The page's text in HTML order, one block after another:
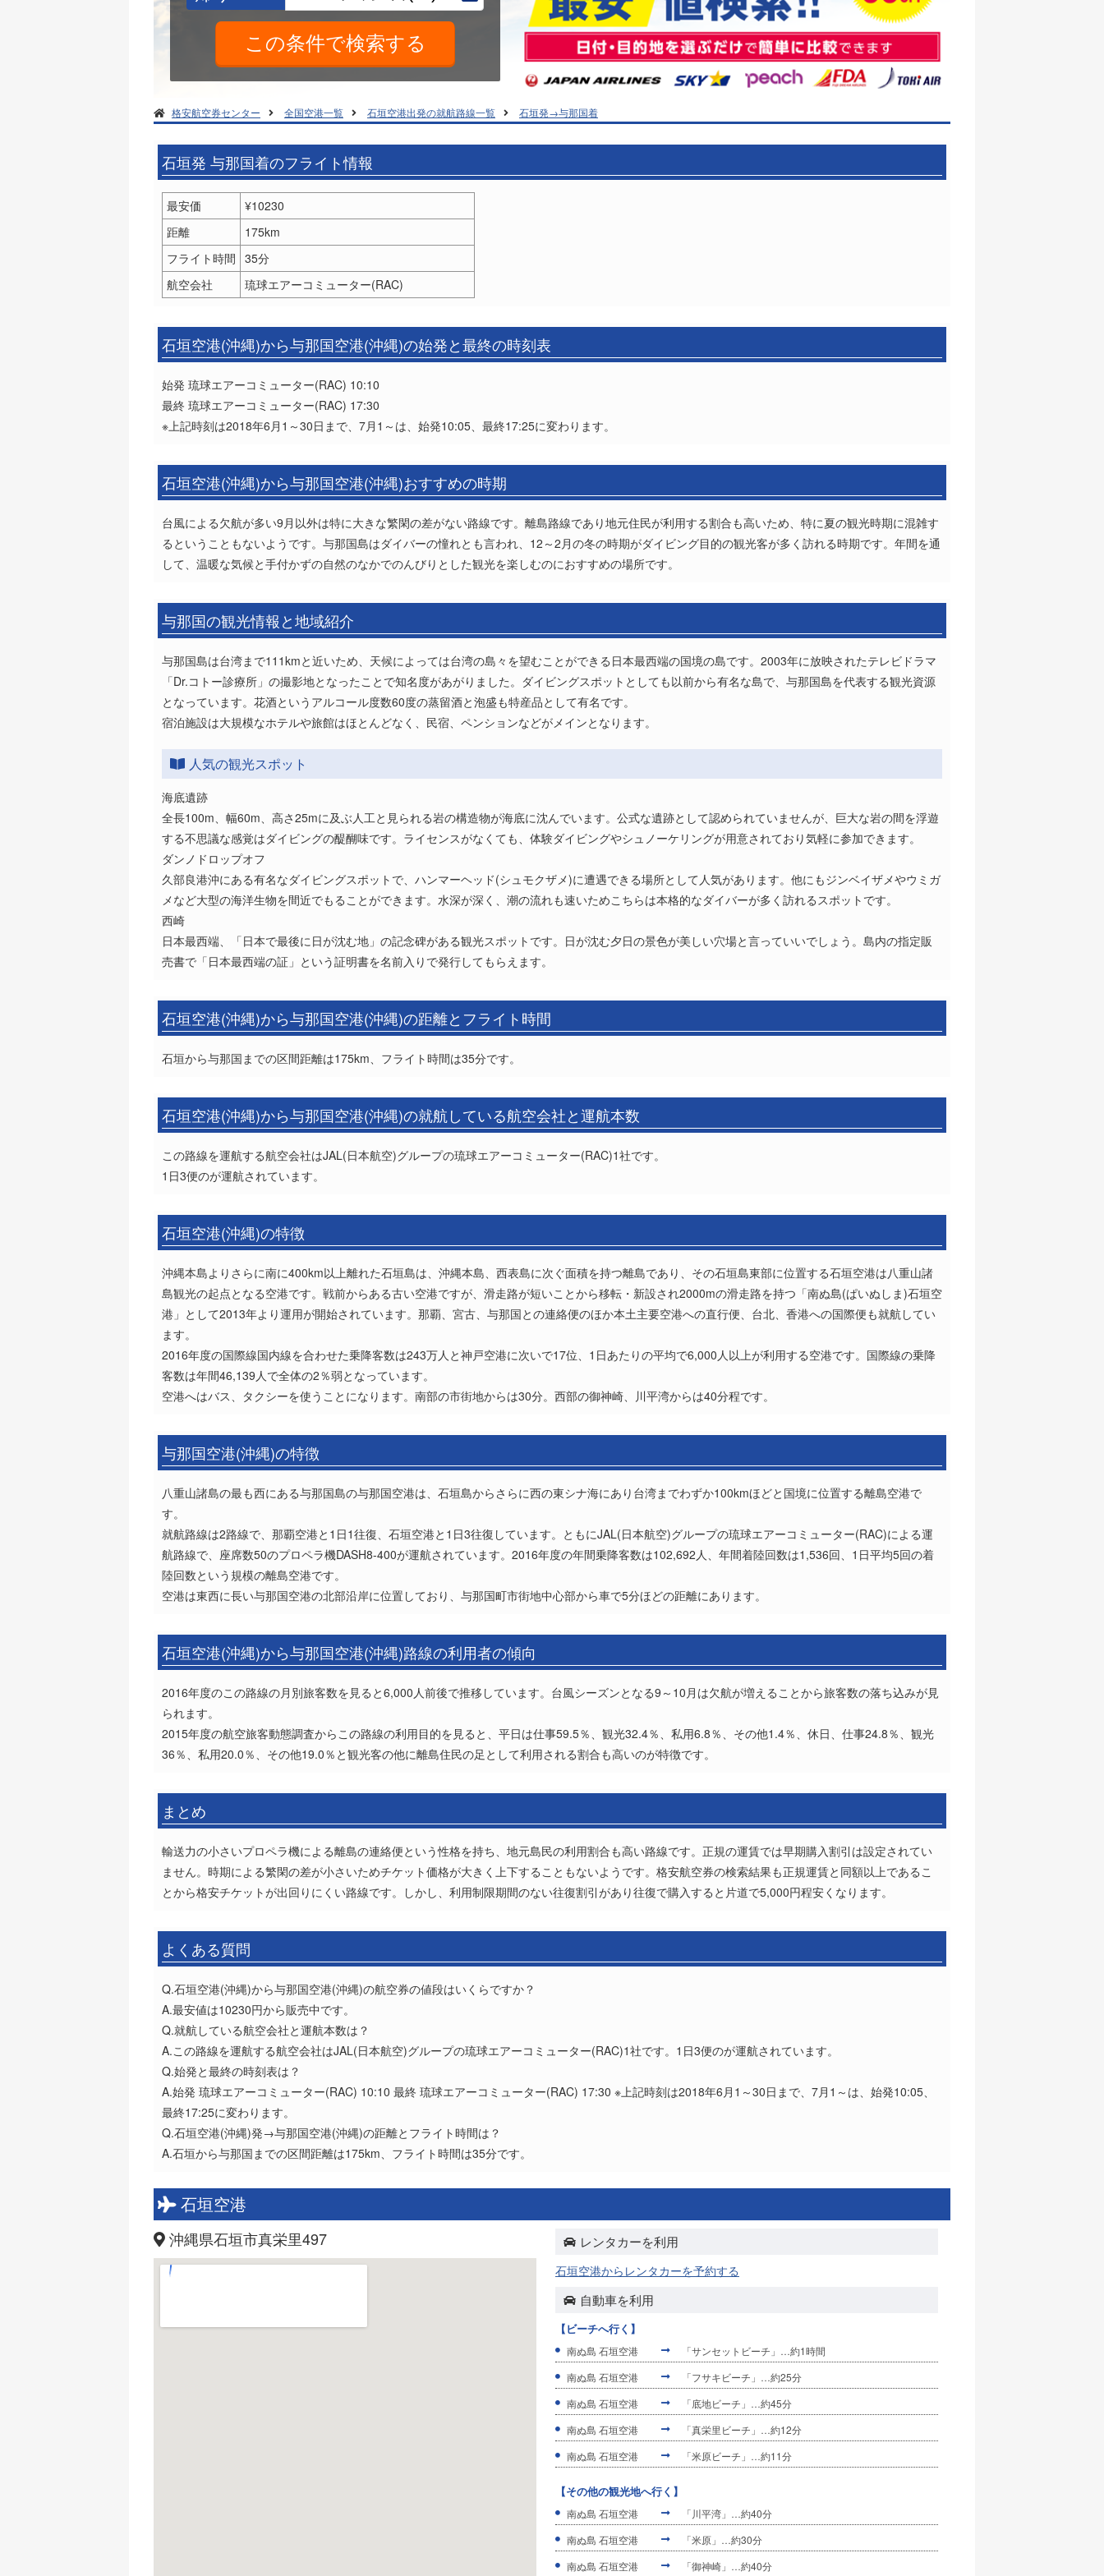
格安航空券センター 全国空港一覧 石垣空港出発の就航路線一覧 石垣発→与那国着
石垣発 与那国着のフライト情報
最安価
¥10230
距離
175km
フライト時間 35分
航空会社
琉球エアーコミューター(RAC)
石垣空港(沖縄)から与那国空港(沖縄)の始発と最終の時刻表
始発 琉球エアーコミューター(RAC) 10:10
最終 琉球エアーコミューター(RAC) 17:30
※上記時刻は2018年6月1～30日まで、7月1～は、始発10:05、最終17:25に変わります。
石垣空港(沖縄)から与那国空港(沖縄)おすすめの時期
台風による欠航が多い9月以外は特に大きな繁閑の差がない路線です。離島路線であり地元住民が利用する割合も高いため、特に夏の観光時期に混雑す
るということもないようです。与那国島はダイバーの憧れとも言われ、12～2月の冬の時期がダイビング目的の観光客が多く訪れる時期です。年間を通
して、温暖な気候と手付かずの自然のなかでのんびりとした観光を楽しむのにおすすめの場所です。
与那国の観光情報と地域紹介
与那国島は台湾まで111kmと近いため、天候によっては台湾の島々を望むことができる日本最西端の国境の島です。2003年に放映されたテレビドラマ
「Dr.コトー診療所」の撮影地となったことで知名度があがりました。ダイビングスポットとしても以前から有名な島で、与那国島を代表する観光資源
となっています。花酒というアルコール度数60度の蒸留酒と泡盛も特産品として有名です。
宿泊施設は大規模なホテルや旅館はほとんどなく、民宿、ペンションなどがメインとなります。
人気の観光スポット
海底遺跡
全長100m、幅60m、高さ25mに及ぶ人工と見られる岩の構造物が海底に沈んでいます。公式な遺跡として認められていませんが、巨大な岩の間を浮遊
する不思議な感覚はダイビングの醍醐味です。ライセンスがなくても、体験ダイビングやシュノーケリングが用意されており気軽に参加できます。
ダンノドロップオフ
久部良港沖にある有名なダイビングスポットで、ハンマーヘッド(シュモクザメ)に遭遇できる場所として人気があります。他にもジンベイザメやウミガ
メなど大型の海洋生物を間近でもることができます。水深が深く、潮の流れも速いためこちらは本格的なダイバーが多く訪れるスポットです。
西崎
日本最西端、「日本で最後に日が沈む地」の記念碑がある観光スポットです。日が沈む夕日の景色が美しい穴場と言っていいでしょう。島内の指定販
売書で「日本最西端の証」という証明書を名前入りで発行してもらえます。
石垣空港(沖縄)から与那国空港(沖縄)の距離とフライト時間
石垣から与那国までの区間距離は175km、フライト時間は35分です。
石垣空港(沖縄)から与那国空港(沖縄)の就航している航空会社と運航本数
この路線を運航する航空会社はJAL(日本航空)グループの琉球エアーコミューター(RAC)1社です。
1日3便のが運航されています。
石垣空港(沖縄)の特徴
沖縄本島よりさらに南に400km以上離れた石垣島は、沖縄本島、西表島に次ぐ面積を持つ離島であり、その石垣島東部に位置する石垣空港は八重山諸
島観光の起点となる空港です。戦前からある古い空港ですが、滑走路が短いことから移転・新設され2000mの滑走路を持つ「南ぬ島(ぱいぬしま)石垣空
港」として2013年より運用が開始されています。那覇、宮古、与那国との連絡便のほか本土主要空港への直行便、台北、香港への国際便も就航してい
ます。
2016年度の国際線国内線を合わせた乗降客数は243万人と神戸空港に次いで17位、1日あたりの平均で6,000人以上が利用する空港です。国際線の乗降
客数は年間46,139人で全体の2％弱となっています。
空港へはバス、タクシーを使うことになります。南部の市街地からは30分。西部の御神崎、川平湾からは40分程です。
与那国空港(沖縄)の特徴
八重山諸島の最も西にある与那国島の与那国空港は、石垣島からさらに西の東シナ海にあり台湾までわずか100kmほどと国境に位置する離島空港で
す。
就航路線は2路線で、那覇空港と1日1往復、石垣空港と1日3往復しています。ともにJAL(日本航空)グループの琉球エアーコミューター(RAC)による運
航路線で、座席数50のプロペラ機DASH8-400が運航されています。2016年度の年間乗降客数は102,692人、年間着陸回数は1,536回、1日平均5回の着
陸回数という規模の離島空港です。
空港は東西に長い与那国空港の北部沿岸に位置しており、与那国町市街地中心部から車で5分ほどの距離にあります。
石垣空港(沖縄)から与那国空港(沖縄)路線の利用者の傾向
2016年度のこの路線の月別旅客数を見ると6,000人前後で推移しています。台風シーズンとなる9～10月は欠航が増えることから旅客数の落ち込みが見
られます。
2015年度の航空旅客動態調査からこの路線の利用目的を見ると、平日は仕事59.5％、観光32.4％、私用6.8％、その他1.4％、休日、仕事24.8％、観光
36％、私用20.0％、その他19.0％と観光客の他に離島住民の足として利用される割合も高いのが特徴です。
まとめ
輸送力の小さいプロペラ機による離島の連絡便という性格を持ち、地元島民の利用割合も高い路線です。正規の運賃では早期購入割引は設定されてい
ません。時期による繁閑の差が小さいためチケット価格が大きく上下することもないようです。格安航空券の検索結果も正規運賃と同額以上であるこ
とから格安チケットが出回りにくい路線です。しかし、利用制限期間のない往復割引があり往復で購入すると片道で5,000円程安くなります。
よくある質問
Q.石垣空港(沖縄)から与那国空港(沖縄)の航空券の値段はいくらですか？
A.最安値は10230円から販売中です。
Q.就航している航空会社と運航本数は？
A.この路線を運航する航空会社はJAL(日本航空)グループの琉球エアーコミューター(RAC)1社です。1日3便のが運航されています。
Q.始発と最終の時刻表は？
A.始発 琉球エアーコミューター(RAC) 10:10 最終 琉球エアーコミューター(RAC) 17:30 ※上記時刻は2018年6月1～30日まで、7月1～は、始発10:05、
最終17:25に変わります。
Q.石垣空港(沖縄)発→与那国空港(沖縄)の距離とフライト時間は？
A.石垣から与那国までの区間距離は175km、フライト時間は35分です。
石垣空港
沖縄県石垣市真栄里497 レンタカーを利用
石垣空港からレンタカーを予約する
自動車を利用
【ビーチへ行く】
南ぬ島 石垣空港
「サンセットビーチ」…約1時間
南ぬ島 石垣空港
「フサキビーチ」…約25分
南ぬ島 石垣空港
「底地ビーチ」…約45分
南ぬ島 石垣空港
「真栄里ビーチ」…約12分
南ぬ島 石垣空港
「米原ビーチ」…約11分
【その他の観光地へ行く】
南ぬ島 石垣空港
「川平湾」…約40分
南ぬ島 石垣空港
「米原」…約30分
南ぬ島 石垣空港
「御神崎」…約40分